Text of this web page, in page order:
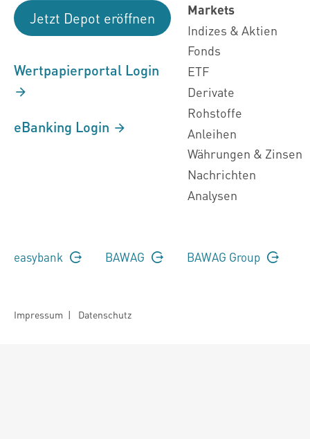
Jetzt Depot eröffnen
Wertpapierportal Login
eBanking Login
Markets
Indizes & Aktien
Fonds
ETF
Derivate
Rohstoffe
Anleihen
Währungen & Zinsen
Nachrichten
Analysen
easybank BAWAG BAWAG Group
Impressum | Datenschutz